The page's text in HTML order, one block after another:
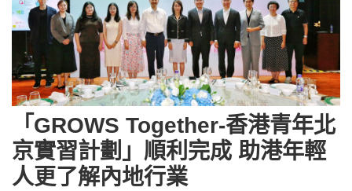
「GROWS Together-香港青年北
京實習計劃」順利完成 助港年輕
人更了解內地行業